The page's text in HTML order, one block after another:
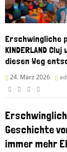
Erschwingliche
KINDERLAND
diesen Weg
24. März 2026
Geschichte
immer mehr